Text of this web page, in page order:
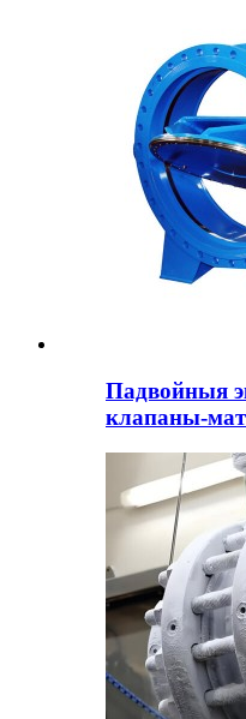
Падвойныя
клапаны-